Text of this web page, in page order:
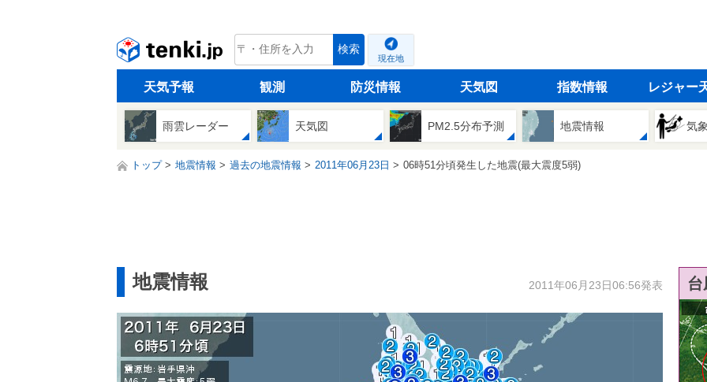
tenki.jp 検索
現在地
天気予報 観測 防災情報 天気図 指数情報 レジャー
雨雲レーダー 天気図 PM2.5分布予測 地震情報 気
トップ 地震情報 過去の地震情報 2011年06月23日 06時51分頃発生した地震(最大震度5弱)
地震情報 2011年06月23日06:56発表